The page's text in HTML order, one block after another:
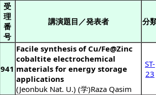
受
理
番
号
講演題目／発表者 分
941
Facile synthesis of Cu/Fe@Zinc
cobaltite electrochemical
materials for energy storage
applications
(Jeonbuk Nat. U.) (学)Raza Qasim
ST-
23